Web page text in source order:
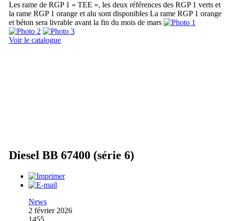
Les rame de RGP 1 « TEE », les deux références des RGP 1 verts et
la rame RGP 1 orange et alu sont disponibles La rame RGP 1 orange
et béton sera livrable avant la fin du mois de mars
Voir le catalogue
Diesel BB 67400 (série 6)
News
2 février 2026